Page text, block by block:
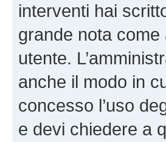
interventi hai
grande nota
utente.
anche il modo in
concesso l’uso
e devi chiedere a